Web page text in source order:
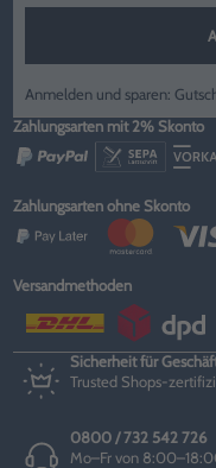
Anmelden und sparen:
Zahlungsarten mit 2% Skonto
Zahlungsarten ohne Skonto
Versandmethoden
Sicherheit für
Trusted Shops-
0800 / 732 542 726
Mo–Fr von